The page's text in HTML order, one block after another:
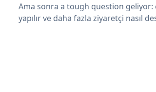
Ama sonra a tough question geliyor:
yapılır ve daha fazla ziyaretçi nasıl